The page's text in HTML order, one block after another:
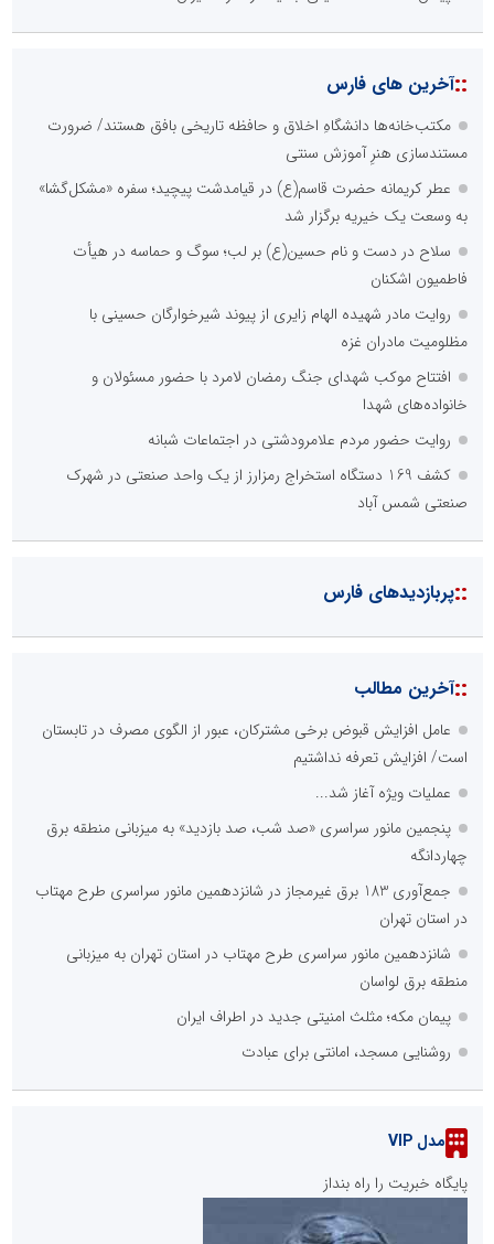
::آخرین های فارس
مکتب‌خانه‌ها دانشگاهِ اخلاق و حافظه تاریخی بافق هستند/ ضرورت
مستندسازی هنرِ آموزش سنتی
عطر کریمانه حضرت قاسم(ع) در قیامدشت پیچید؛ سفره «مشکل‌گشا»
به وسعت یک خیریه برگزار شد
سلاح در دست و نام حسین(ع) بر لب؛ سوگ و حماسه در هیأت
فاطمیون اشکنان
روایت مادر شهیده الهام زایری از پیوند شیرخوارگان حسینی با
مظلومیت مادران غزه
افتتاح موکب شهدای جنگ رمضان لامرد با حضور مسئولان و
خانواده‌های شهدا
روایت حضور مردم علامرودشتی در اجتماعات شبانه
کشف 169 دستگاه استخراج رمزارز از یک واحد صنعتی در شهرک
صنعتی شمس آباد
::پربازدیدهای فارس
::آخرین مطالب
عامل افزایش قبوض برخی مشترکان، عبور از الگوی مصرف در تابستان
است/ افزایش تعرفه نداشتیم
عملیات ویژه آغاز شد...
پنجمین مانور سراسری «صد شب، صد بازدید» به میزبانی منطقه برق
چهاردانگه
جمع‌آوری 183 برق غیرمجاز در شانزدهمین مانور سراسری طرح مهتاب
در استان تهران
شانزدهمین مانور سراسری طرح مهتاب در استان تهران به میزبانی
منطقه برق لواسان
پیمان مکه؛ مثلث امنیتی جدید در اطراف ایران
روشنایی مسجد، امانتی برای عبادت
مدل VIP
پایگاه خبریت را راه بنداز